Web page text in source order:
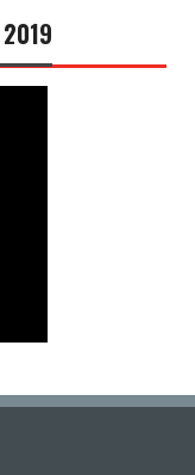
2019